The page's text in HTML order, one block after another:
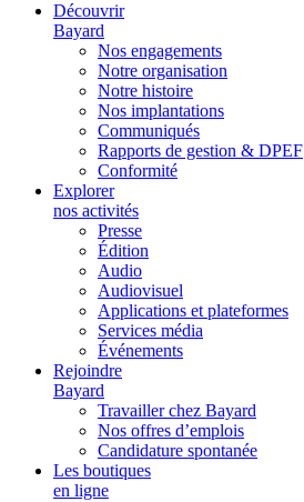
Découvrir
Bayard
Nos engagements
Notre organisation
Notre histoire
Nos implantations
Communiqués
Rapports de gestion & DPEF
Conformité
Explorer
nos activités
Presse
Édition
Audio
Audiovisuel
Applications et plateformes
Services média
Événements
Rejoindre
Bayard
Travailler chez Bayard
Nos offres d’emplois
Candidature spontanée
Les boutiques
en ligne